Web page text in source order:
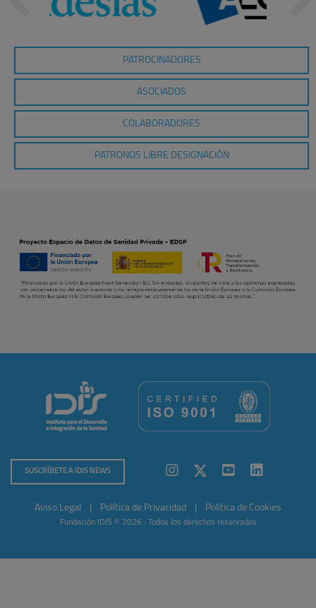
PATROCINADORES
ASOCIADOS
COLABORADORES
PATRONOS LIBRE DESIGNACIÓN
SUSCRÍBETE A IDIS NEWS
Aviso Legal Política de Privacidad Política de Cookies
Fundación IDIS © 2026 · Todos los derechos reservados